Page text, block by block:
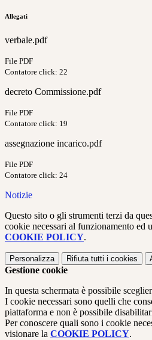
Allegati
verbale.pdf
File PDF
Contatore click: 22
decreto Commissione.pdf
File PDF
Contatore click: 19
assegnazione incarico.pdf
File PDF
Contatore click: 24
Notizie
Questo sito o gli strumenti terzi da
cookie necessari al funzionamento ed
COOKIE POLICY.
Personalizza Rifiuta tutti i cookies
Gestione cookie
In questa schermata è possibile
I cookie necessari sono quelli che
piattaforma e non è possibile
Per conoscere quali sono i cookie
visionare la COOKIE POLICY.